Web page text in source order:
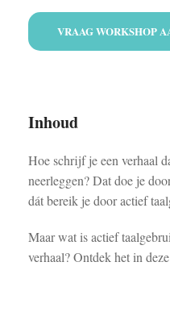
VRAAG WORKSHOP
Inhoud
Hoe schrijf je een verhaal
neerleggen? Dat doe je
dát bereik je door actief
Maar wat is actief
verhaal? Ontdek het in